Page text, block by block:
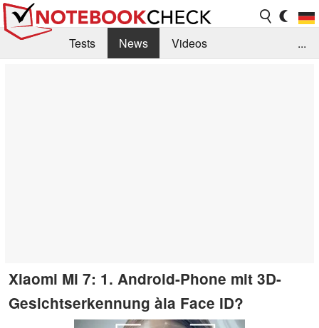
Tests News
Videos
...
Xiaomi Mi 7: 1. Android-Phone mit 3D-
Gesichtserkennung àla Face ID?